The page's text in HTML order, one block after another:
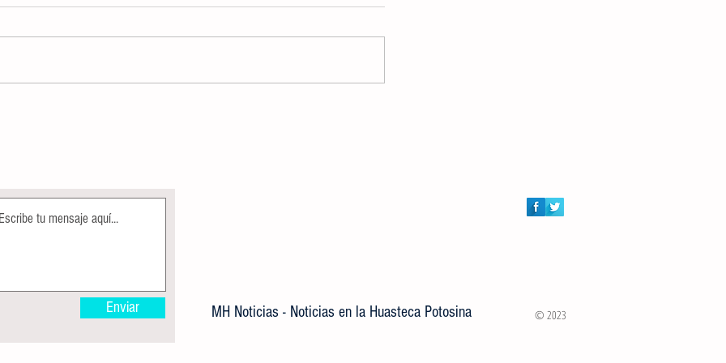
Enviar MH Noticias - Noticias en la Huasteca Potosina © 2023